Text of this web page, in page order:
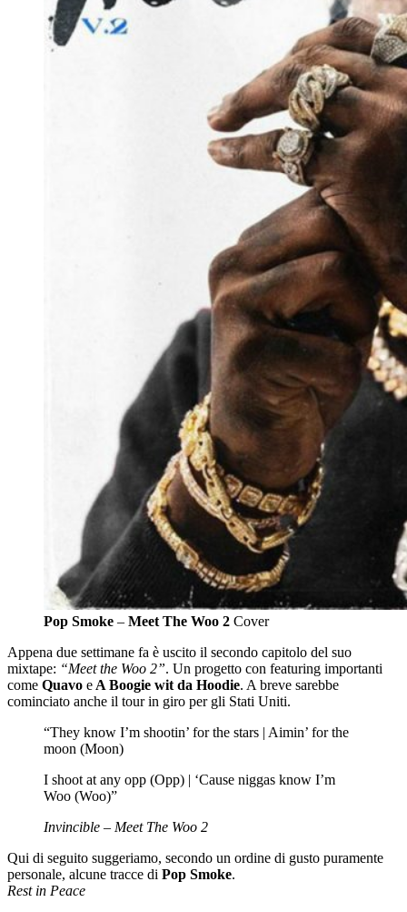
Pop Smoke – Meet The Woo 2 Cover
Appena due settimane fa è uscito il secondo capitolo del suo
mixtape: “Meet the Woo 2”. Un progetto con featuring importanti
come Quavo e A Boogie wit da Hoodie. A breve sarebbe
cominciato anche il tour in giro per gli Stati Uniti.
“They know I’m shootin’ for the stars | Aimin’ for the
moon (Moon)
I shoot at any opp (Opp) | ‘Cause niggas know I’m
Woo (Woo)”
Invincible – Meet The Woo 2
Qui di seguito suggeriamo, secondo un ordine di gusto puramente
personale, alcune tracce di Pop Smoke.
Rest in Peace